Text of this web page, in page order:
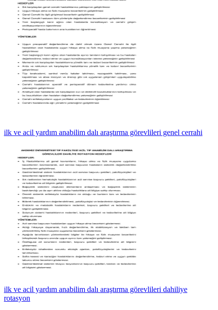
ilk ve acil yardım anabilim dalı araştırma görevlileri genel cerrahi
ilk ve acil yardım anabilim dalı araştırma görevlileri dahiliye
rotasyon